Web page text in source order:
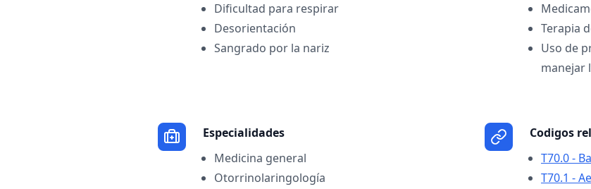
Dificultad para respirar
Desorientación
Sangrado por la nariz
Terapia
Uso de
manejar
Especialidades
Medicina general
Otorrinolaringología
Codigos
T70.0 -
T70.1 -